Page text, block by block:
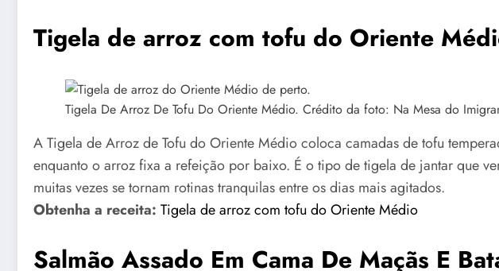
Tigela de arroz com tofu do Oriente
Tigela De Arroz De Tofu Do Oriente Médio. Crédito da foto: Na Mesa do
A Tigela de Arroz de Tofu do Oriente Médio coloca camadas de tofu
enquanto o arroz fixa a refeição por baixo. É o tipo de tigela de jantar que
muitas vezes se tornam rotinas tranquilas entre os dias mais agitados.
Obtenha a receita: Tigela de arroz com tofu do Oriente Médio
Salmão Assado Em Cama De Maçãs E